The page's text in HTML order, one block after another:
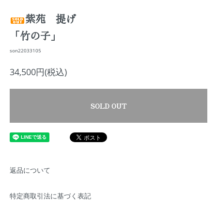
紫苑 提げ
「竹の子」
son22033105
34,500円(税込)
SOLD OUT
返品について
特定商取引法に基づく表記